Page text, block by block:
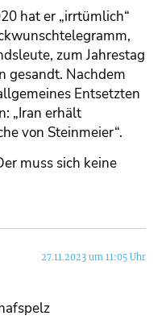
hat er „irrtümlich“
zum Jahrestag
gesandt. Nachdem
Entsetzten
„Iran erhält
von Steinmeier“.
muss sich keine
27.11.2023 um 11:05 Uhr